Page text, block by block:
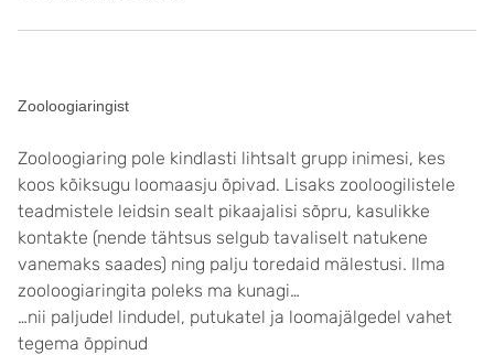
Zooloogiaringist
Zooloogiaring pole kindlasti lihtsalt grupp inimesi, kes
koos kõiksugu loomaasju õpivad. Lisaks zooloogilistele
teadmistele leidsin sealt pikaajalisi sõpru, kasulikke
kontakte (nende tähtsus selgub tavaliselt natukene
vanemaks saades) ning palju toredaid mälestusi. Ilma
zooloogiaringita poleks ma kunagi…
…nii paljudel lindudel, putukatel ja loomajälgedel vahet
tegema õppinud